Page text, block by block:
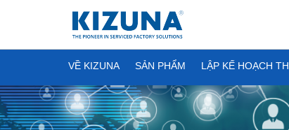
VỀ KIZUNA SẢN PHẨM LẬP KẾ HOẠCH